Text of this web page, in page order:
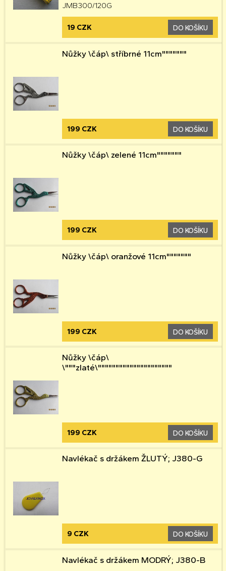
JMB300/120G
19 CZK DO KOŠÍKU
Nůžky \čáp\ stříbrné 11cm"""""""
199 CZK DO KOŠÍKU
Nůžky \čáp\ zelené 11cm"""""""
199 CZK DO KOŠÍKU
Nůžky \čáp\ oranžové 11cm"""""""
199 CZK DO KOŠÍKU
Nůžky \čáp\
\"""zlaté\"""""""""""""""""""""
199 CZK DO KOŠÍKU
Navlékač s držákem ŽLUTÝ; J380-G
9 CZK DO KOŠÍKU
Navlékač s držákem MODRÝ; J380-B